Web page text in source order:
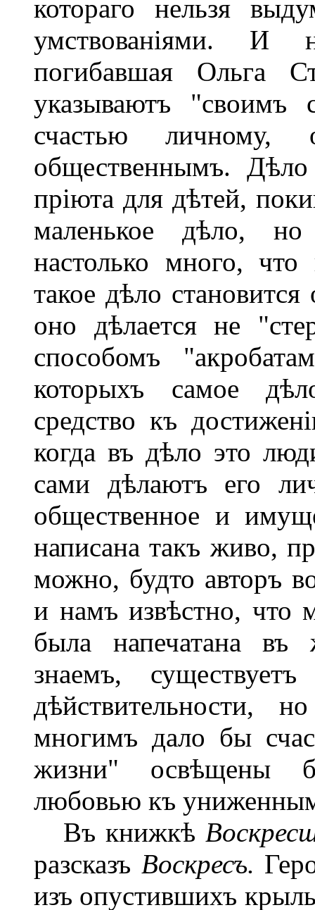
котораго нельзя
умствованіями. И
погибавшая Ольга
указываютъ "своимъ
счастью личному,
общественнымъ. Дѣло
пріюта для дѣтей,
маленькое дѣло,
настолько много,
такое дѣло
оно дѣлается не
способомъ
которыхъ самое
средство къ
когда въ дѣло это
сами дѣлаютъ его
общественное и
написана такъ живо,
можно, будто авторъ
и намъ извѣстно, что
была напечатана
знаемъ,
дѣйствительности,
многимъ дало бы
жизни" освѣщены
любовью къ
Въ книжкѣ
разсказъ Воскресъ.
изъ опустившихъ